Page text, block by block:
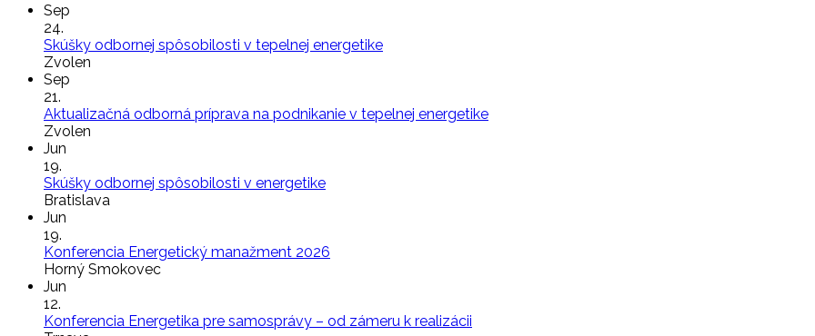
Sep
24.
Skúšky odbornej spôsobilosti v tepelnej energetike
Zvolen
Sep
21.
Aktualizačná odborná príprava na podnikanie v tepelnej energetike
Zvolen
Jun
19.
Skúšky odbornej spôsobilosti v energetike
Bratislava
Jun
19.
Konferencia Energetický manažment 2026
Horný Smokovec
Jun
12.
Konferencia Energetika pre samosprávy – od zámeru k realizácii